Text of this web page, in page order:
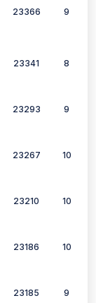
23366 9
23341 8
23293 9
23267 10
23210 10
23186 10
23185 9